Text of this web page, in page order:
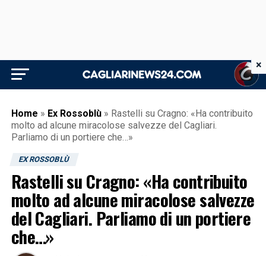
Home » Ex Rossoblù » Rastelli su Cragno: «Ha contribuito
molto ad alcune miracolose salvezze del Cagliari.
Parliamo di un portiere che…»
EX ROSSOBLÙ
Rastelli su Cragno: «Ha contribuito
molto ad alcune miracolose salvezze
del Cagliari. Parliamo di un portiere
che…»
×